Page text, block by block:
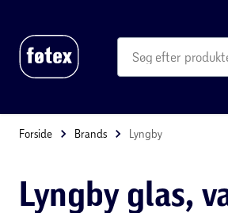
produkter
mere end 35.000
Forside Brands Lyngby
Lyngby